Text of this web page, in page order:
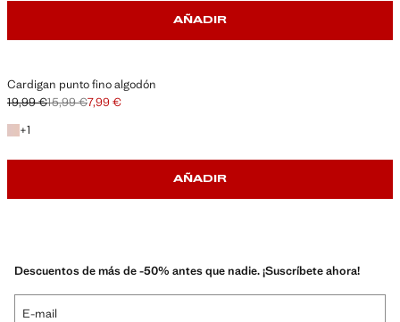
AÑADIR
Cardigan punto fino algodón
Precio inicial tachado [19,99 € ]
19,99 €
Segundo precio tachado [15,99 € ]
15,99 €
Precio actual [7,99 € ]
7,99 €
+1
+1 color
AÑADIR
Descuentos de más de -50% antes que nadie. ¡Suscríbete ahora!
E-mail